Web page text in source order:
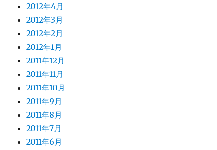
2012年4月
2012年3月
2012年2月
2012年1月
2011年12月
2011年11月
2011年10月
2011年9月
2011年8月
2011年7月
2011年6月